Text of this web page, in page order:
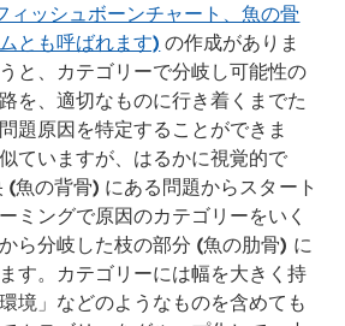
ィッシュボーンチャート、魚の骨
とも呼ばれます) の作成がありま
と、カテゴリーで分岐し可能性の
を、適切なものに行き着くまでた
題原因を特定することができま
ていますが、はるかに視覚的で
魚の背骨) にある問題からスタート
ミングで原因のカテゴリーをいく
ら分岐した枝の部分 (魚の肋骨) に
す。カテゴリーには幅を大きく持
境」などのようなものを含めても